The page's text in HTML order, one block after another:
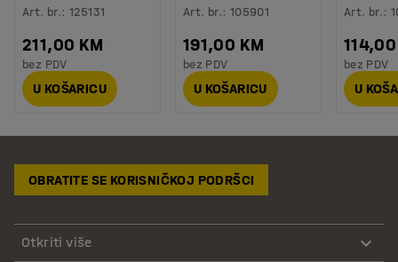
Art. br.:125131
211,00 KM
bez PDV
U KOŠARICU
Art. br.: 105901
191,00 KM
bez PDV
U KOŠARICU
Art. br.:
bez PDV
U
OBRATITE SE KORISNIČKOJ PODRŠCI
Otkriti više